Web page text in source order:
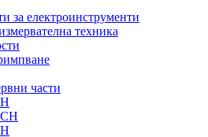
за електроинструменти
техника
части